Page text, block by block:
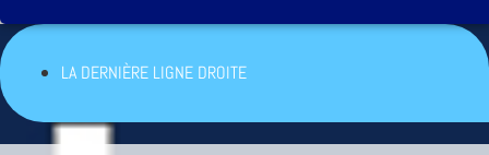
LA DERNIÈRE LIGNE DROITE